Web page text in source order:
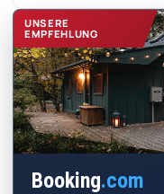
UNSERE
EMPFEHLUNG
Booking.com